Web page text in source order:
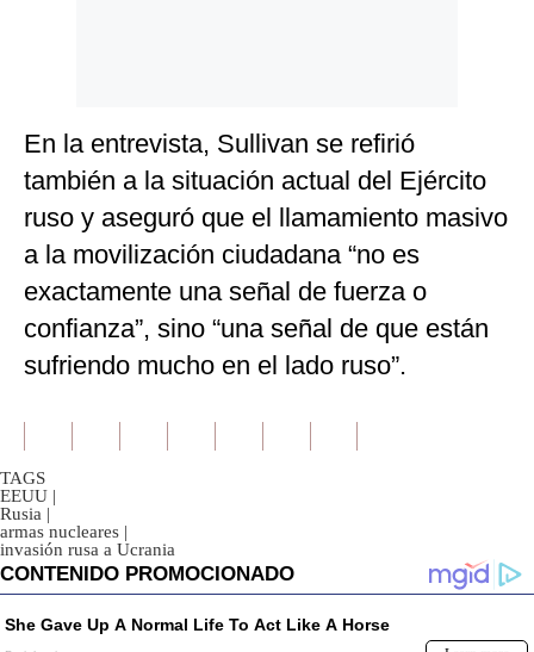
En la entrevista, Sullivan se refirió
también a la situación actual del Ejército
ruso y aseguró que el llamamiento masivo
a la movilización ciudadana “no es
exactamente una señal de fuerza o
confianza”, sino “una señal de que están
sufriendo mucho en el lado ruso”.
TAGS
EEUU |
Rusia |
armas nucleares |
invasión rusa a Ucrania